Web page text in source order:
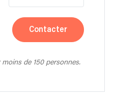
Contacter
de 150 personnes.